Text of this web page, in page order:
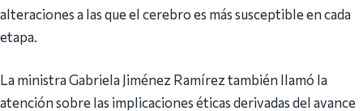
alteraciones a las que el cerebro es más susceptible en cada
etapa.
La ministra Gabriela Jiménez Ramírez también llamó la
atención sobre las implicaciones éticas derivadas del avance